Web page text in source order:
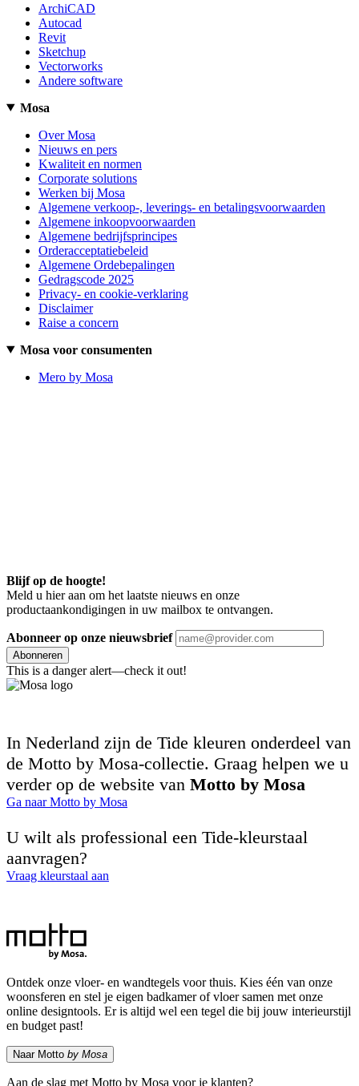
ArchiCAD
Autocad
Revit
Sketchup
Vectorworks
Andere software
Mosa
Over Mosa
Nieuws en pers
Kwaliteit en normen
Corporate solutions
Werken bij Mosa
Algemene verkoop-, leverings- en betalingsvoorwaarden
Algemene inkoopvoorwaarden
Algemene bedrijfsprincipes
Orderacceptatiebeleid
Algemene Ordebepalingen
Gedragscode 2025
Privacy- en cookie-verklaring
Disclaimer
Raise a concern
Mosa voor consumenten
Mero by Mosa
Blijf op de hoogte!
Meld u hier aan om het laatste nieuws en onze
productaankondigingen in uw mailbox te ontvangen.
Abonneer op onze nieuwsbrief
Abonneren
This is a danger alert—check it out!
In Nederland zijn de Tide kleuren onderdeel van
de Motto by Mosa-collectie. Graag helpen we u
verder op de website van Motto by Mosa
Ga naar Motto by Mosa
U wilt als professional een Tide-kleurstaal
aanvragen?
Vraag kleurstaal aan
Ontdek onze vloer- en wandtegels voor thuis. Kies één van onze
woonsferen en stel je eigen badkamer of vloer samen met onze
online designtools. Er is altijd wel een tegel die bij jouw interieurstijl
en budget past!
Naar Motto by Mosa
Aan de slag met Motto by Mosa voor je klanten?